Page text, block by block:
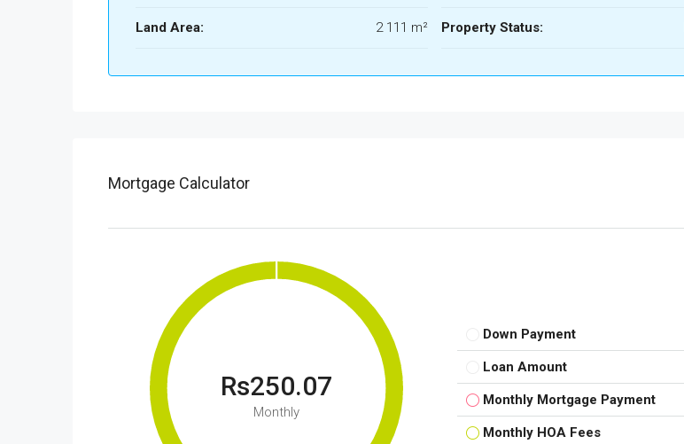
Land Area: 2 111 m² Property Status:
Mortgage Calculator
Rs250.07
Monthly
Down Payment
Loan Amount
Monthly Mortgage Payment
Monthly HOA Fees